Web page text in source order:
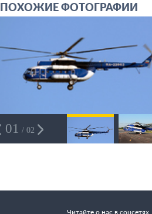
ПОХОЖИЕ ФОТОГРАФИИ
01 / 02
Читайте о нас в соцсетях